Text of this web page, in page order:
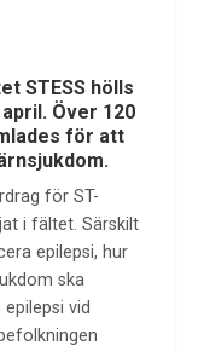
STESS hölls
Över 120
för att
för ST-
i fältet. Särskilt
epilepsi, hur
ska
vid